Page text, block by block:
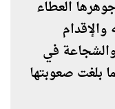
العطاء
في
بلغت صعوبتها